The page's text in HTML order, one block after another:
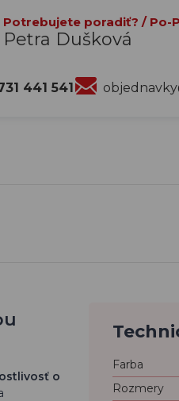
Potrebujete poradiť? / Po-
Petra Dušková
441 541
o
Farba
Rozmery